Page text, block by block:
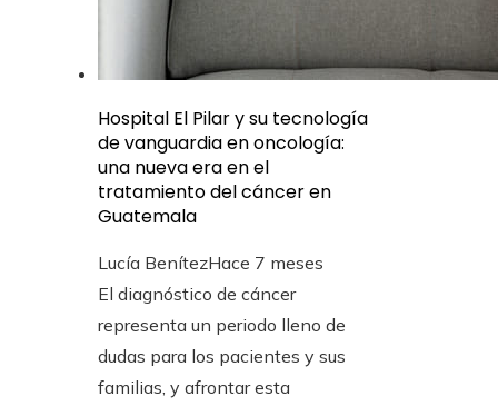
Hospital El Pilar y su tecnología
de vanguardia en oncología:
una nueva era en el
tratamiento del cáncer en
Guatemala
Lucía BenítezHace 7 meses
El diagnóstico de cáncer
representa un periodo lleno de
dudas para los pacientes y sus
familias, y afrontar esta